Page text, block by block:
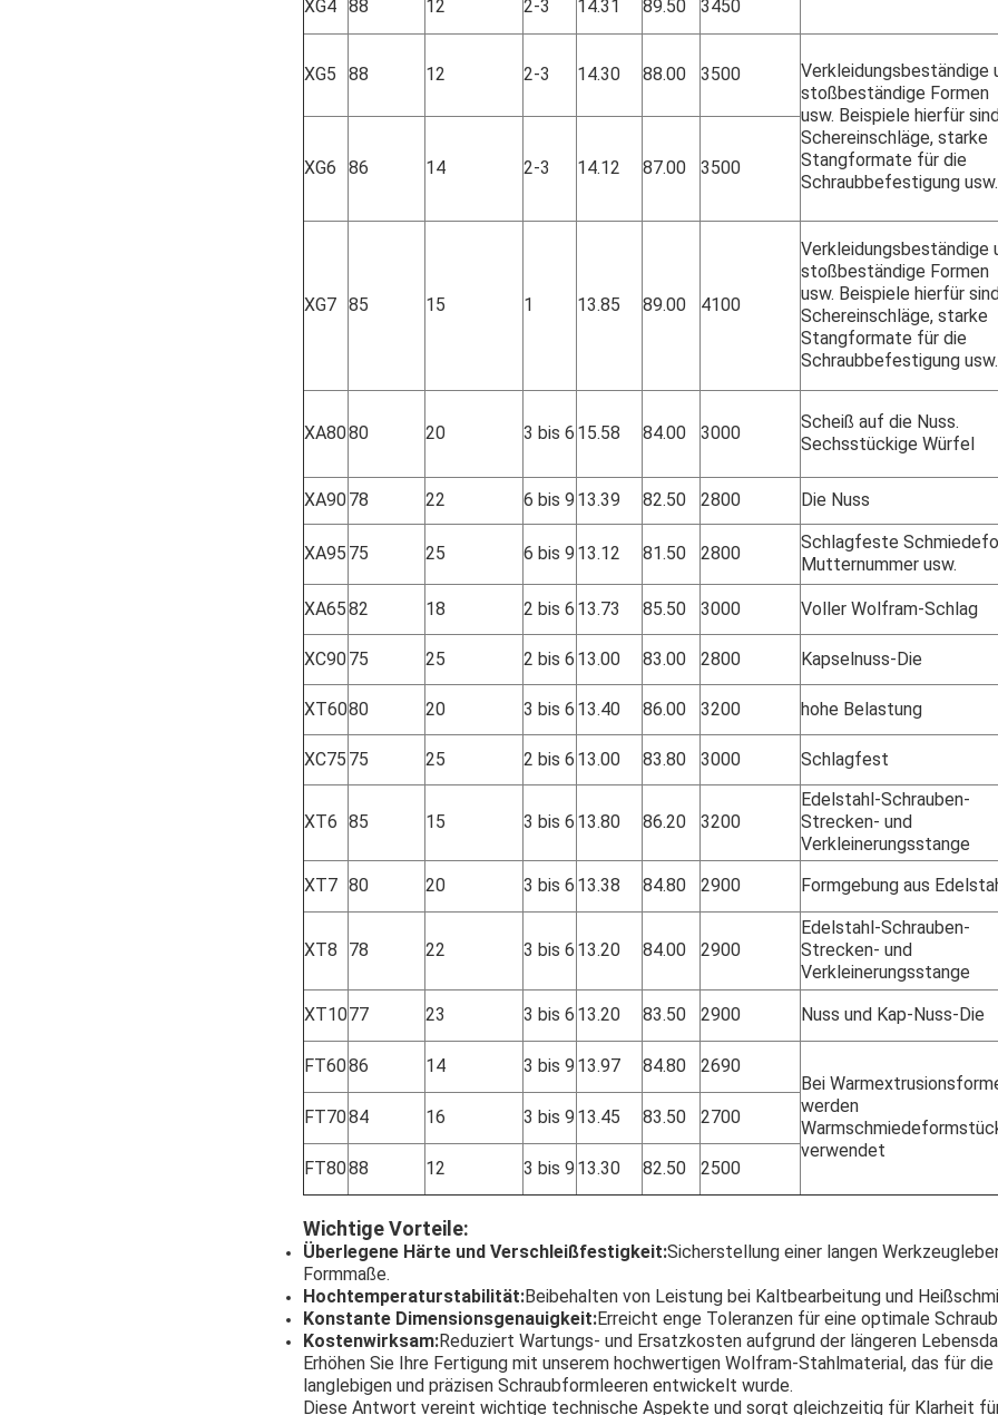
XG4 88 12 2-3 14.31 89.50 3450
XG5 88 12 2-3 14.30 88.00 3500
Verkleidungsbeständige
stoßbeständige Formen
usw. Beispiele hierfür
Schereinschläge, starke
Stangformate für die
Schraubbefestigung usw.
XG6 86 14 2-3 14.12 87.00 3500
XG7 85 15 1 13.85 89.00 4100
Verkleidungsbeständige
stoßbeständige Formen
usw. Beispiele hierfür
Schereinschläge, starke
Stangformate für die
Schraubbefestigung usw.
XA8080 20 3 bis 6 15.58 84.00 3000
Scheiß auf die Nuss.
Sechsstückige Würfel
XA9078 22 6 bis 9 13.39 82.50 2800 Die Nuss
XA95 75 25 6 bis 9 13.12 81.50 2800
Schlagfeste
Mutternummer usw.
XA6582 18 2 bis 6 13.73 85.50 3000 Voller Wolfram-Schlag
XC9075 25 2 bis 6 13.00 83.00 2800 Kapselnuss-Die
XT6080 20 3 bis 6 13.40 86.00 3200 hohe Belastung
XC75 75 25 2 bis 6 13.00 83.80 3000 Schlagfest
XT6 85 15 3 bis 6 13.80 86.20 3200
Edelstahl-Schrauben-
Strecken- und
Verkleinerungsstange
XT7 80 20 3 bis 6 13.38 84.80 2900 Formgebung aus
XT8 78 22 3 bis 6 13.20 84.00 2900
Edelstahl-Schrauben-
Strecken- und
Verkleinerungsstange
XT1077 23 3 bis 6 13.20 83.50 2900 Nuss und Kap-Nuss-Die
FT6086 14 3 bis 9 13.97 84.80
2690
Bei
werden
verwendet
FT7084 16 3 bis 9 13.45 83.50 2700
FT8088 12 3 bis 9 13.30 82.50 2500
Wichtige Vorteile:
Überlegene Härte und Verschleißfestigkeit:Sicherstellung einer langen
Formmaße.
Hochtemperaturstabilität:Beibehalten von Leistung bei Kaltbearbeitung und
Konstante Dimensionsgenauigkeit:Erreicht enge Toleranzen für eine optimale
Kostenwirksam:Reduziert Wartungs- und Ersatzkosten aufgrund der längeren
Erhöhen Sie Ihre Fertigung mit unserem hochwertigen Wolfram-Stahlmaterial, das für
langlebigen und präzisen Schraubformleeren entwickelt wurde.
Diese Antwort vereint wichtige technische Aspekte und sorgt gleichzeitig für Klarheit